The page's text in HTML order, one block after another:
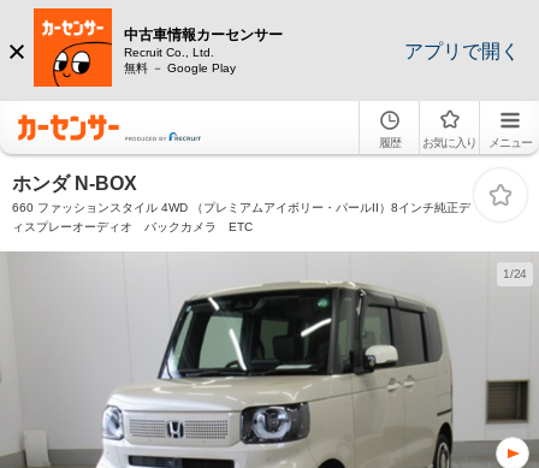
中古車情報カーセンサー
Recruit Co., Ltd.
無料 － Google Play
アプリで開く
履歴 お気に入り メニュー
ホンダ N-BOX
660 ファッションスタイル 4WD （プレミアムアイボリー・パールII）8インチ純正デ
ィスプレーオーディオ バックカメラ ETC
1/24